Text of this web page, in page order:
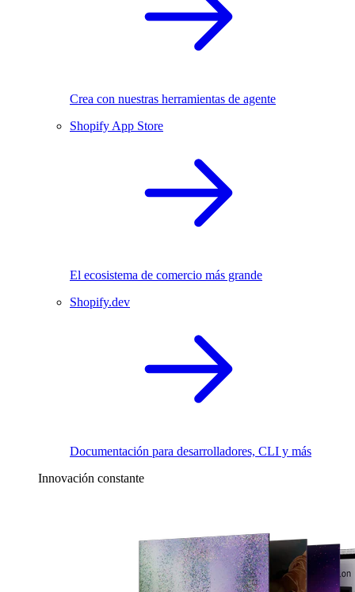
Crea con nuestras herramientas de agente
Shopify App Store
El ecosistema de comercio más grande
Shopify.dev
Documentación para desarrolladores, CLI y más
Innovación constante